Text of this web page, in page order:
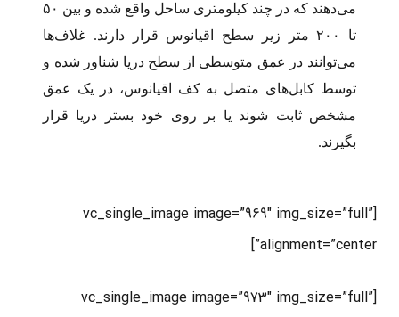
می‌دهند که در چند کیلومتری ساحل واقع شده و بین ۵۰
تا ۲۰۰ متر زیر سطح اقیانوس قرار دارند. غلاف‌ها
می‌توانند در عمق متوسطی از سطح دریا شناور شده و
توسط کابل‌های متصل به کف اقیانوس، در یک عمق
مشخص ثابت شوند یا بر روی خود بستر دریا قرار
بگیرند.
[vc_single_image image=”969″ img_size=”full”
alignment=”center”]
[vc_single_image image=”973″ img_size=”full”